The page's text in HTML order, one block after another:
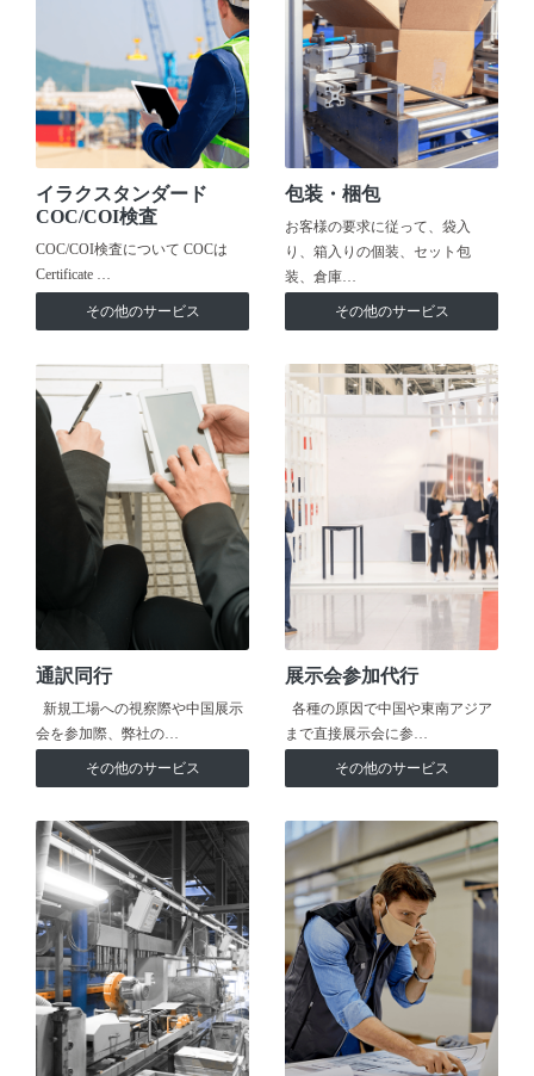
イラクスタンダード
COC/COI検査
COC/COI検査について COCは
Certificate …
その他のサービス
包装・梱包
お客様の要求に従って、袋入
り、箱入りの個装、セット包
装、倉庫…
その他のサービス
通訳同行
新規工場への視察際や中国展示
会を参加際、弊社の…
その他のサービス
展示会参加代行
各種の原因で中国や東南アジア
まで直接展示会に参…
その他のサービス